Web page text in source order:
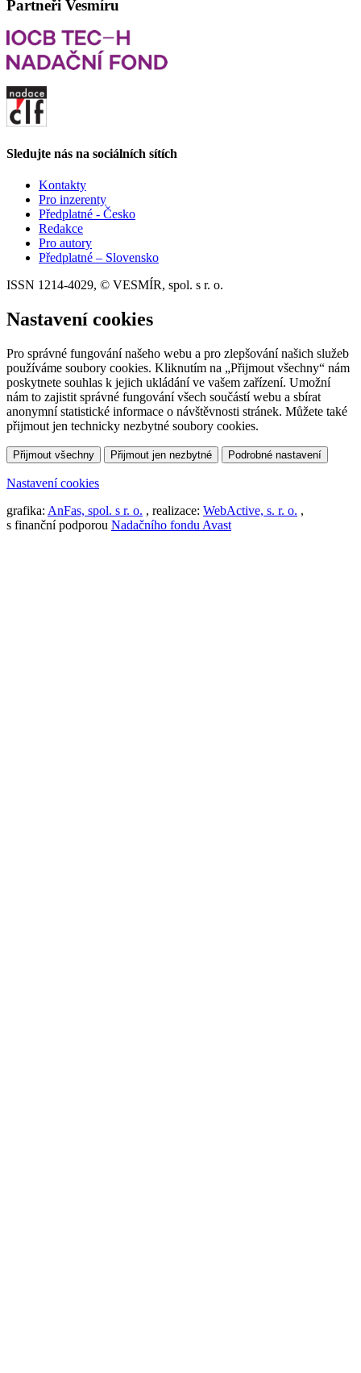
Partneři Vesmíru
Sledujte nás na sociálních sítích
Kontakty
Pro inzerenty
Předplatné - Česko
Redakce
Pro autory
Předplatné – Slovensko
ISSN 1214-4029, © VESMÍR, spol. s r. o.
Nastavení cookies
Pro správné fungování našeho webu a pro zlepšování našich služeb
používáme soubory cookies. Kliknutím na „Přijmout všechny“ nám
poskytnete souhlas k jejich ukládání ve vašem zařízení. Umožní
nám to zajistit správné fungování všech součástí webu a sbírat
anonymní statistické informace o návštěvnosti stránek. Můžete také
přijmout jen technicky nezbytné soubory cookies.
Přijmout všechny Přijmout jen nezbytné Podrobné nastavení
Nastavení cookies
grafika: AnFas, spol. s r. o. , realizace: WebActive, s. r. o. ,
s finanční podporou Nadačního fondu Avast